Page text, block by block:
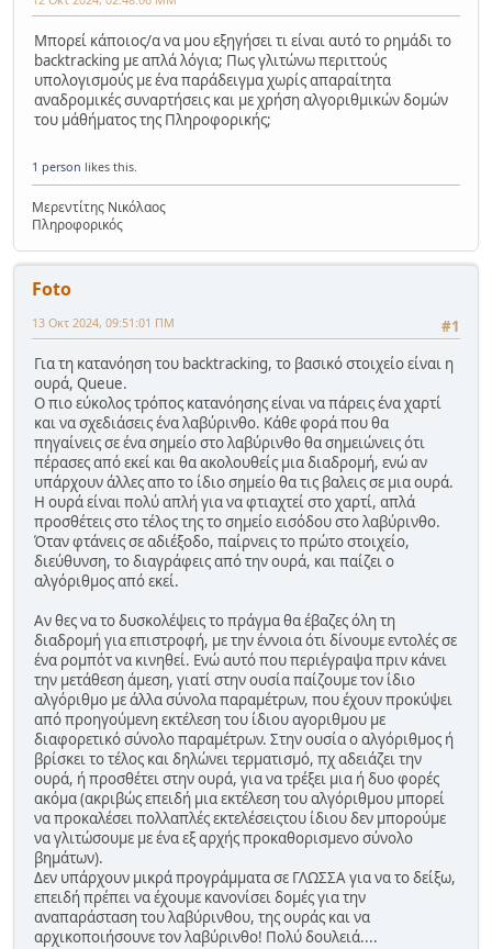
Μπορεί κάποιος/α να μου εξηγήσει τι είναι αυτό το ρημάδι το
backtracking με απλά λόγια; Πως γλιτώνω περιττούς
υπολογισμούς με ένα παράδειγμα χωρίς απαραίτητα
αναδρομικές συναρτήσεις και με χρήση αλγοριθμικών δομών
του μάθήματος της Πληροφορικής;
1 person likes this.
Μερεντίτης Νικόλαος
Πληροφορικός
Foto
#1
13 Οκτ 2024, 09:51:01 ΠΜ
Για τη κατανόηση του backtracking, το βασικό στοιχείο είναι η
ουρά, Queue.
Ο πιο εύκολος τρόπος κατανόησης είναι να πάρεις ένα χαρτί
και να σχεδιάσεις ένα λαβύρινθο. Κάθε φορά που θα
πηγαίνεις σε ένα σημείο στο λαβύρινθο θα σημειώνεις ότι
πέρασες από εκεί και θα ακολουθείς μια διαδρομή, ενώ αν
υπάρχουν άλλες απο το ίδιο σημείο θα τις βαλεις σε μια ουρά.
Η ουρά είναι πολύ απλή για να φτιαχτεί στο χαρτί, απλά
προσθέτεις στο τέλος της το σημείο εισόδου στο λαβύρινθο.
Όταν φτάνεις σε αδιέξοδο, παίρνεις το πρώτο στοιχείο,
διεύθυνση, το διαγράφεις από την ουρά, και παίζει ο
αλγόριθμος από εκεί.
Αν θες να το δυσκολέψεις το πράγμα θα έβαζες όλη τη
διαδρομή για επιστροφή, με την έννοια ότι δίνουμε εντολές σε
ένα ρομπότ να κινηθεί. Ενώ αυτό που περιέγραψα πριν κάνει
την μετάθεση άμεση, γιατί στην ουσία παίζουμε τον ίδιο
αλγόριθμο με άλλα σύνολα παραμέτρων, που έχουν προκύψει
από προηγούμενη εκτέλεση του ίδιου αγοριθμου με
διαφορετικό σύνολο παραμέτρων. Στην ουσία ο αλγόριθμος ή
βρίσκει το τέλος και δηλώνει τερματισμό, πχ αδειάζει την
ουρά, ή προσθέτει στην ουρά, για να τρέξει μια ή δυο φορές
ακόμα (ακριβώς επειδή μια εκτέλεση του αλγόριθμου μπορεί
να προκαλέσει πολλαπλές εκτελέσειςτου ίδιου δεν μπορούμε
να γλιτώσουμε με ένα εξ αρχής προκαθορισμενο σύνολο
βημάτων).
Δεν υπάρχουν μικρά προγράμματα σε ΓΛΩΣΣΑ για να το δείξω,
επειδή πρέπει να έχουμε κανονίσει δομές για την
αναπαράσταση του λαβύρινθου, της ουράς και να
αρχικοποιήσουνε τον λαβύρινθο! Πολύ δουλειά....